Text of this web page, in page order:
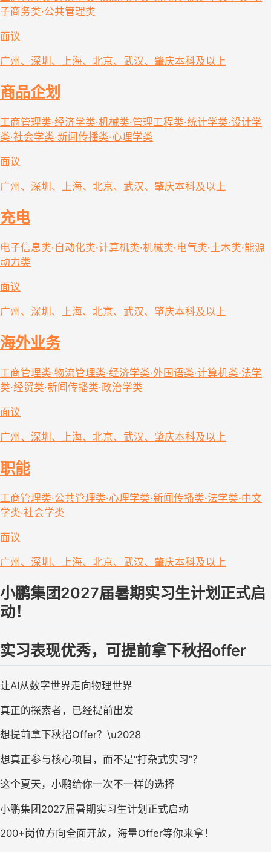
子商务类·公共管理类
面议
广州、深圳、上海、北京、武汉、肇庆本科及以上
商品企划
工商管理类·经济学类·机械类·管理工程类·统计学类·设计学
类·社会学类·新闻传播类·心理学类
面议
广州、深圳、上海、北京、武汉、肇庆本科及以上
充电
电子信息类·自动化类·计算机类·机械类·电气类·土木类·能源
动力类
面议
广州、深圳、上海、北京、武汉、肇庆本科及以上
海外业务
工商管理类·物流管理类·经济学类·外国语类·计算机类·法学
类·经贸类·新闻传播类·政治学类
面议
广州、深圳、上海、北京、武汉、肇庆本科及以上
职能
工商管理类·公共管理类·心理学类·新闻传播类·法学类·中文
学类·社会学类
面议
广州、深圳、上海、北京、武汉、肇庆本科及以上
小鹏集团2027届暑期实习生计划 正式启
动！
实习表现优秀，可提前拿下秋招offer
让AI从数字世界走向物理世界
真正的探索者，已经提前出发
想提前拿下秋招Offer？\u2028
想真正参与核心项目，而不是“打杂式实习”？
这个夏天，小鹏给你一次不一样的选择
小鹏集团2027届暑期实习生计划正式启动
200+岗位方向全面开放，海量Offer等你来拿！